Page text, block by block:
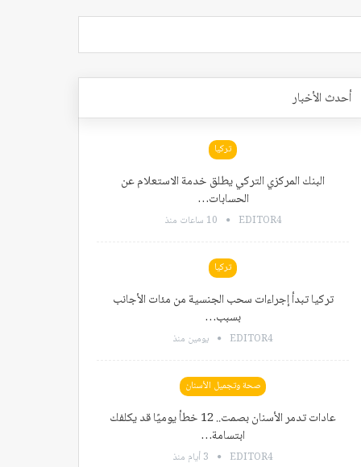
أحدث الأخبار
تركيا
البنك المركزي التركي يطلق خدمة الاستعلام عن
الحسابات…
EDITOR4 10 ساعات منذ
تركيا
تركيا تبدأ إجراءات سحب الجنسية من مئات الأجانب
بسبب…
EDITOR4 يومين منذ
صحة وتجميل الأسنان
عادات تدمر الأسنان بصمت.. 12 خطأ يوميًا قد يكلفك
ابتسامة…
EDITOR4 3 أيام منذ